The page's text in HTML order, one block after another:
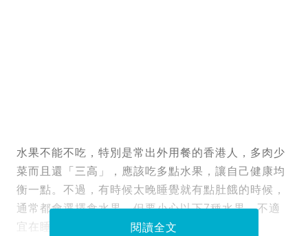
水果不能不吃，特別是常出外用餐的香港人，多肉少
菜而且還「三高」，應該吃多點水果，讓自己健康均
衡一點。不過，有時候太晚睡覺就有點肚餓的時候，
通常都會選擇食水果。但要小心以下7種水果，不適
宜在睡覺前食！
閱讀全文